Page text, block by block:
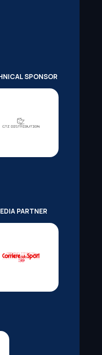
SPONSOR
PARTNER